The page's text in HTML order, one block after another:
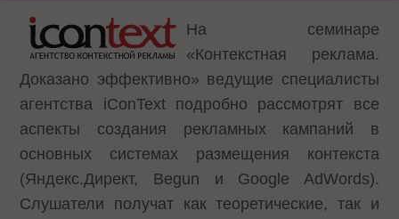
На семинаре
«Контекстная реклама.
Доказано эффективно» ведущие специалисты
агентства iConText подробно рассмотрят все
аспекты создания рекламных кампаний в
основных системах размещения контекста
(Яндекс.Директ, Begun и Google AdWords).
Слушатели получат как теоретические, так и